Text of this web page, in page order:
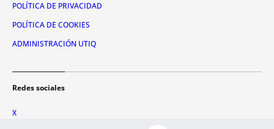
POLÍTICA DE PRIVACIDAD
POLÍTICA DE COOKIES
ADMINISTRACIÓN UTIQ
Redes sociales
X